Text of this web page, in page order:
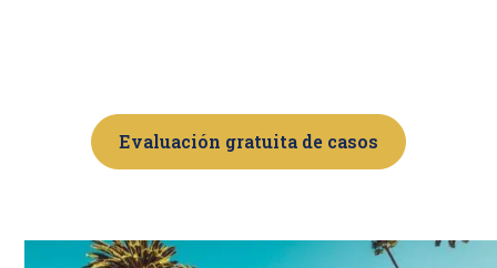
Evaluación gratuita de casos